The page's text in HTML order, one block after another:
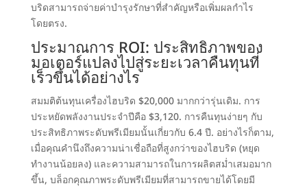
บริดสามารถจ่ายค่าบำรุงรักษาที่สำคัญหรือเพิ่มผลกำไร
โดยตรง.
ประมาณการ ROI: ประสิทธิภาพของ
มอเตอร์แปลงไปสู่ระยะเวลาคืนทุนที่
เร็วขึ้นได้อย่างไร
สมมติต้นทุนเครื่องไฮบริด $20,000 มากกว่ารุ่นเดิม. การ
ประหยัดพลังงานประจำปีคือ $3,120. การคืนทุนง่ายๆ กับ
ประสิทธิภาพระดับพรีเมียมนั้นเกี่ยวกับ 6.4 ปี. อย่างไรก็ตาม,
เมื่อคุณคำนึงถึงความน่าเชื่อถือที่สูงกว่าของไฮบริด (หยุด
ทำงานน้อยลง) และความสามารถในการผลิตสม่ำเสมอมาก
ขึ้น, บล็อกคุณภาพระดับพรีเมียมที่สามารถขายได้โดยมี